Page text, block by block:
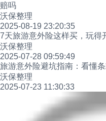
赔吗
沃保整理
2025-08-19 23:20:35
7天旅游意外险这样买，玩得
沃保整理
2025-07-28 09:59:49
旅游意外险避坑指南：看懂
沃保整理
2025-07-23 11:30:33